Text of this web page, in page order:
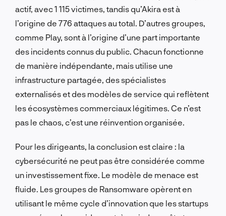
actif, avec 1 115 victimes, tandis qu’Akira est à
l’origine de 776 attaques au total. D’autres groupes,
comme Play, sont à l’origine d’une part importante
des incidents connus du public. Chacun fonctionne
de manière indépendante, mais utilise une
infrastructure partagée, des spécialistes
externalisés et des modèles de service qui reflètent
les écosystèmes commerciaux légitimes. Ce n’est
pas le chaos, c’est une réinvention organisée.
Pour les dirigeants, la conclusion est claire : la
cybersécurité ne peut pas être considérée comme
un investissement fixe. Le modèle de menace est
fluide. Les groupes de Ransomware opèrent en
utilisant le même cycle d’innovation que les startups